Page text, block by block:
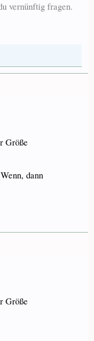
vernünftig fragen.
Größe
dann
Größe